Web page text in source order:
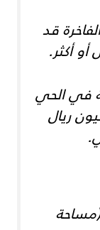
قد
في الحي
بين 1.1 إلى 1.5 مليون ريال